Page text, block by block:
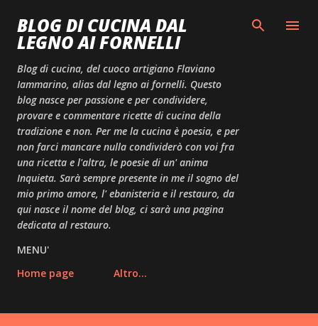
Passa ai contenuti principali
BLOG DI CUCINA DAL
LEGNO AI FORNELLI
Blog di cucina, del cuoco artigiano Flaviano
Iammarino, alias dal legno ai fornelli. Questo
blog nasce per passione e per condividere,
provare e commentare ricette di cucina della
tradizione e non. Per me la cucina è poesia, e per
non farci mancare nulla condividerò con voi fra
una ricetta e l'altra, le poesie di un' anima
Inquieta. Sarà sempre presente in me il sogno del
mio primo amore, l' ebanisteria e il restauro, da
qui nasce il nome del blog, ci sarà una pagina
dedicata al restauro.
MENU'
Home page
Altro…